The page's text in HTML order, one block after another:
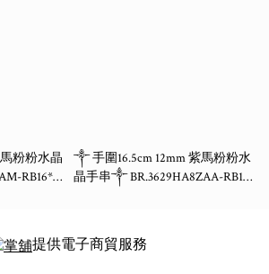
粉粉水晶
༒ 手圍16.5cm 12mm 紫馬粉粉水
晶手串༒ BR.3629HA8ZAA-RB16*
提供電子商貿服務